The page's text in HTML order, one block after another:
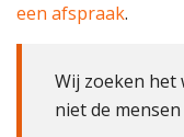
een afspraak.
Wij zoeken het
niet de